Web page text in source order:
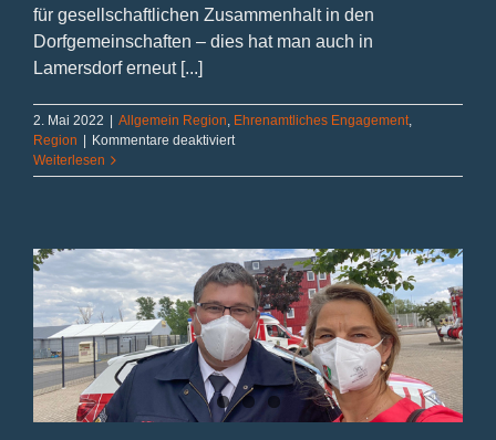
für gesellschaftlichen Zusammenhalt in den
Dorfgemeinschaften – dies hat man auch in
Lamersdorf erneut [...]
2. Mai 2022 Allgemein Region, Ehrenamtliches Engagement,
Region
Kommentare deaktiviertfür
des
Inden-
Lamersdorf
Weiterlesen